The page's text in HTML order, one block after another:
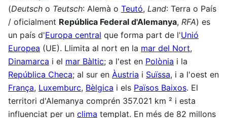
(Deutsch o Teutsch: Alemà o Teutó, Land: Terra o País
/ oficialment República Federal d'Alemanya, RFA) es
un país d'Europa central que forma part de l'Unió
Europea (UE). Llimita al nort en la mar del Nort,
Dinamarca i el mar Bàltic; a l'est en Polònia i la
República Checa; al sur en Àustria i Suïssa, i a l'oest en
França, Luxemburc, Bèlgica i els Països Baixos. El
territori d'Alemanya comprén 357.021 km ² i esta
influenciat per un clima templat. En més de 82 millons